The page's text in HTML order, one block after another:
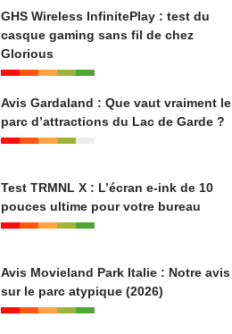
GHS Wireless InfinitePlay : test du
casque gaming sans fil de chez
Glorious
Avis Gardaland : Que vaut vraiment le
parc d’attractions du Lac de Garde ?
Test TRMNL X : L’écran e-ink de 10
pouces ultime pour votre bureau
Avis Movieland Park Italie : Notre avis
sur le parc atypique (2026)